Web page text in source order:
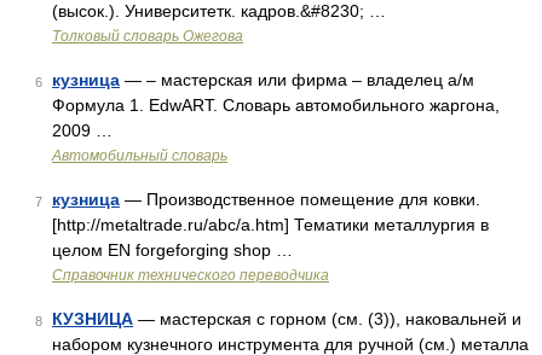
(высок.). Университетк. кадров.&#8230; …
Толковый словарь Ожегова
6 кузница — – мастерская или фирма – владелец а/м
Формула 1. EdwART. Словарь автомобильного жаргона,
2009 …
Автомобильный словарь
7 кузница — Производственное помещение для ковки.
[http://metaltrade.ru/abc/a.htm] Тематики металлургия в
целом EN forgeforging shop …
Справочник технического переводчика
8 КУЗНИЦА — мастерская с горном (см. (3)), наковальней и
набором кузнечного инструмента для ручной (см.) металла